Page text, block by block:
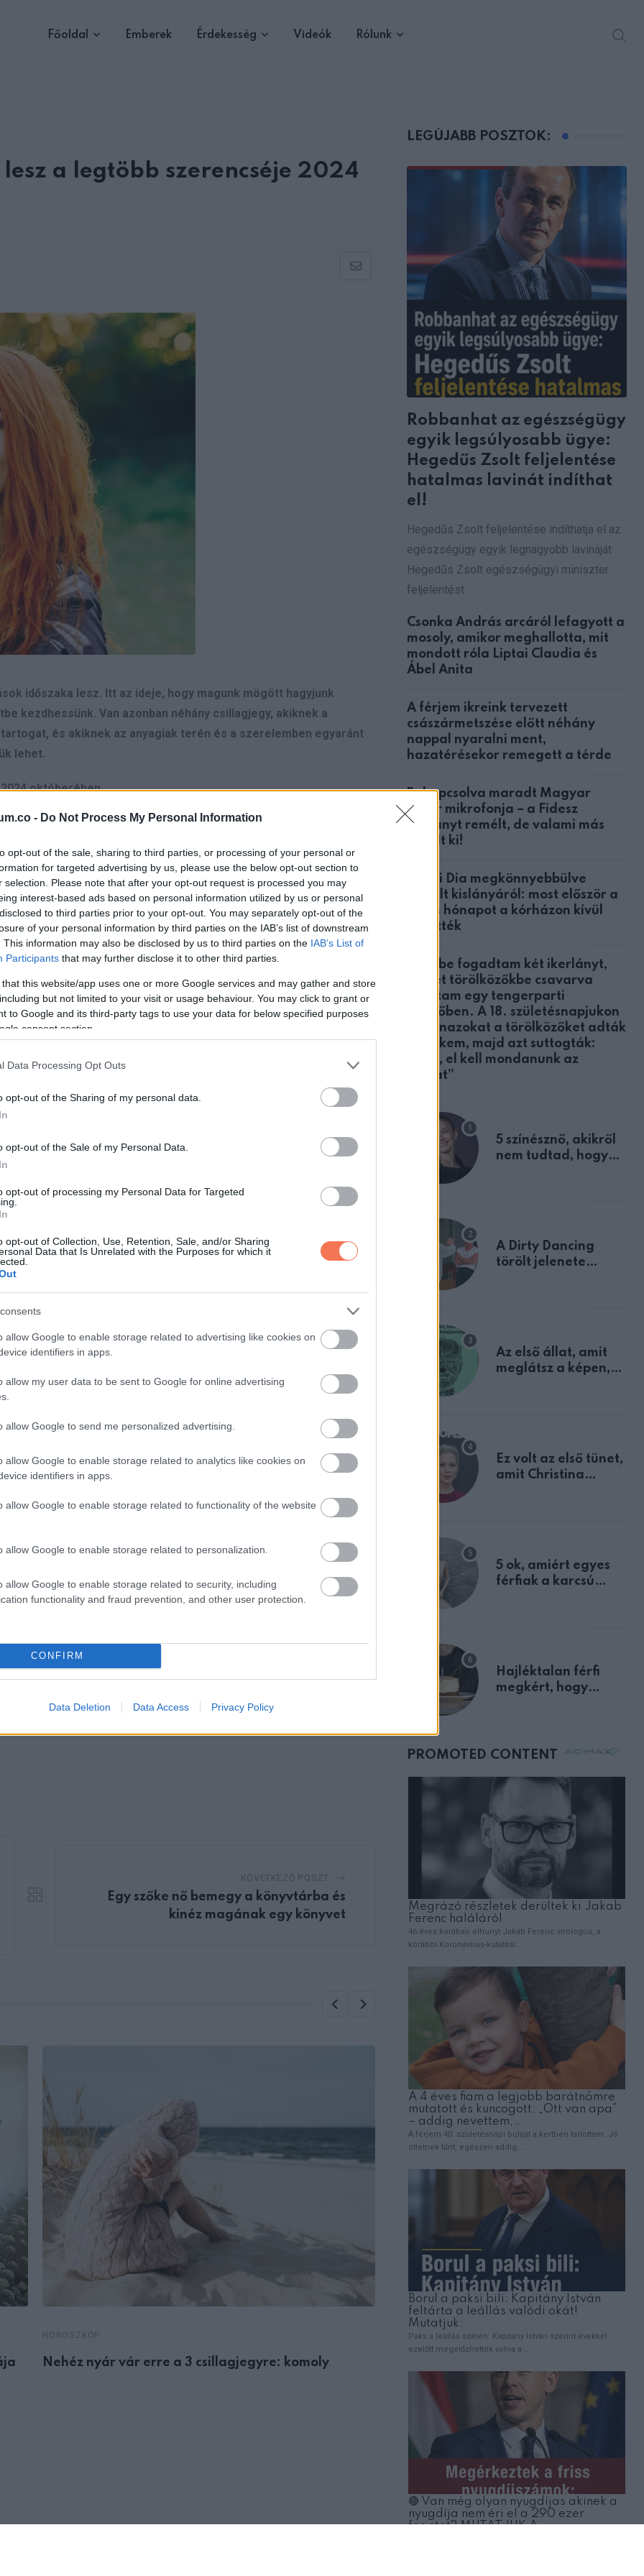
- Do Not Process My Personal Information
opt-out of the sale, sharing to third parties, or processing of your personal or
for targeted advertising by us, please use the below opt-out section to
selection. Please note that after your opt-out request is processed you may
interest-based ads based on personal information utilized by us or personal
to third parties prior to your opt-out. You may separately opt-out of the
of your personal information by third parties on the IAB’s list of downstream
This information may also be disclosed by us to third parties on the IAB’s List of
Participants that may further disclose it to other third parties.
that this website/app uses one or more Google services and may gather and store
but not limited to your visit or usage behaviour. You may click to grant or
to Google and its third-party tags to use your data for below specified purposes
consent section.
Data Processing Opt Outs
opt-out of the Sharing of my personal data.
opt-out of the Sale of my Personal Data.
opt-out of processing my Personal Data for Targeted
opt-out of Collection, Use, Retention, Sale, and/or Sharing
Data that Is Unrelated with the Purposes for which it
allow Google to enable storage related to advertising like cookies on
identifiers in apps.
allow my user data to be sent to Google for online advertising
allow Google to send me personalized advertising.
allow Google to enable storage related to analytics like cookies on
identifiers in apps.
allow Google to enable storage related to functionality of the website
allow Google to enable storage related to personalization.
allow Google to enable storage related to security, including
functionality and fraud prevention, and other user protection.
CONFIRM
Data Deletion Data Access Privacy Policy
Főoldal Emberek Érdekesség Videók Rólunk
a legtöbb szerencséje 2024
Share
időszaka lesz. Itt az ideje, hogy magunk mögött hagyjunk
kezdhessünk. Van azonban néhány csillagjegy, akiknek a
és akiknek az anyagiak terén és a szerelemben egyaránt
lehet.
októberében
forrássá szeretnél tenni, az októberi bolygóátvonulások rendkívül
eddigi legszerencsésebb hónapja, ezért nagyszerű alkalom arra, hogy
gyakorlatokkal.
meg alaposan az anyagiakat. Mondj le a rossz költekezési
pénzből olyan utazásokra indulhatsz, amelyekről korábban
amelyekre vágytál. Ugyanakkor előfordulhat, hogy nincs
a pénzügyekkel kapcsolatos lépéseket tegyél, és tisztábban látod majd,
és kezdeményezz a pénzügyi életedben.
segít abban, hogy javíts ezen, bár néha arra kényszerít, hogy
tele leszel kreativitással. Ezt az inspirációt fordítsd
dologgal kényeztesd magadat. Ha megteheted, fordíts egy kis
a karriered terén, lehetséges, hogy egy fizetésemelés, vagy
második házat emelik ki, ezért ellenőrizd a pénzügyi helyzetedet, és
óta sokat kényeztetted magadat.
a számláidat, de kisebb-nagyobb vakációkat is
Egy szőke nő bemegy a könyvtárba és
kinéz magának egy könyvet
Nehéz nyár vár erre a 3 csillagjegyre: komoly
ÉLETMÓD,HOROSZKÓP
csillagjegynek
LEGÚJABB POSZTOK:
Robbanhat az egészségügy
egyik legsúlyosabb ügye:
Hegedűs Zsolt feljelentése
hatalmas lavinát indíthat
el!
Hegedűs Zsolt feljelentése indíthatja el az
egészségügy egyik legnagyobb lavináját
Hegedűs Zsolt egészségügyi miniszter
feljelentést
Csonka András arcáról lefagyott a
mosoly, amikor meghallotta, mit
mondott róla Liptai Claudia és
Ábel Anita
A férjem ikreink tervezett
császármetszése előtt néhány
nappal nyaralni ment,
hazatérésekor remegett a térde
Bekapcsolva maradt Magyar
Péter mikrofonja – a Fidesz
botrányt remélt, de valami más
derült ki!
Nyári Dia megkönnyebbülve
mesélt kislányáról: most először a
teljes hónapot a kórházon kívül
töltötték
Örökbe fogadtam két ikerlányt,
akiket törölközőkbe csavarva
találtam egy tengerparti
öltözőben. A 18. születésnapjukon
ugyanazokat a törölközőket adták
át nekem, majd azt suttogták:
„Apa, el kell mondanunk az
igazat”
5 színésznő, akikről
nem tudtad, hogy
A Dirty Dancing
törölt jelenete
Az első állat, amit
meglátsz a képen,
Ez volt az első tünet,
amit Christina
5 ok, amiért egyes
férfiak a karcsú
Hajléktalan férfi
megkért, hogy
mellettem ült az első